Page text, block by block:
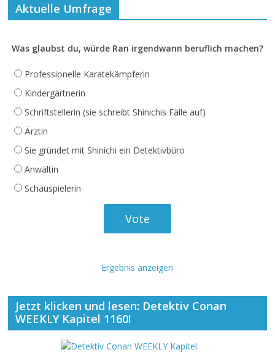
Aktuelle Umfrage
Was glaubst du, würde Ran irgendwann beruflich machen?
Professionelle Karatekämpferin
Kindergärtnerin
Schriftstellerin (sie schreibt Shinichis Fälle auf)
Ärztin
Sie gründet mit Shinichi ein Detektivbüro
Anwältin
Schauspielerin
Ergebnis anzeigen
Jetzt klicken und lesen: Detektiv Conan
WEEKLY Kapitel 1160!